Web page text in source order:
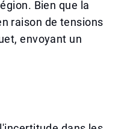
Bien que la
raison de tensions
envoyant un